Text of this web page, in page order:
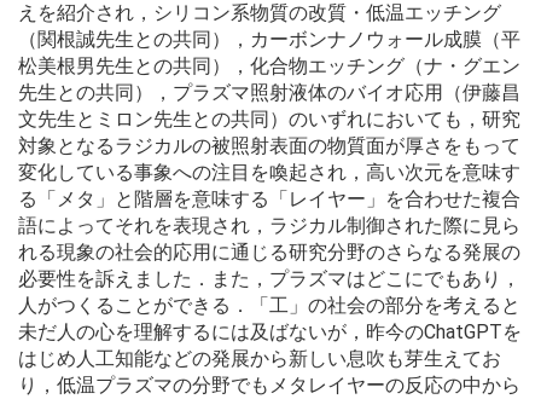
えを紹介され，シリコン系物質の改質・低温エッチング
（関根誠先生との共同），カーボンナノウォール成膜（平
松美根男先生との共同），化合物エッチング（ナ・グエン
先生との共同），プラズマ照射液体のバイオ応用（伊藤昌
文先生とミロン先生との共同）のいずれにおいても，研究
対象となるラジカルの被照射表面の物質面が厚さをもって
変化している事象への注目を喚起され，高い次元を意味す
る「メタ」と階層を意味する「レイヤー」を合わせた複合
語によってそれを表現され，ラジカル制御された際に見ら
れる現象の社会的応用に通じる研究分野のさらなる発展の
必要性を訴えました．また，プラズマはどこにでもあり，
人がつくることができる．「工」の社会の部分を考えると
未だ人の心を理解するには及ばないが，昨今のChatGPTを
はじめ人工知能などの発展から新しい息吹も芽生えてお
り，低温プラズマの分野でもメタレイヤーの反応の中から